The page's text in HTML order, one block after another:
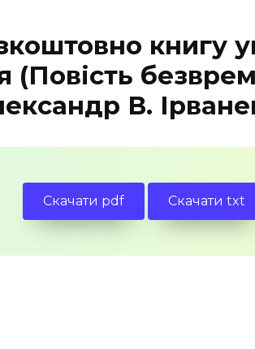
книгу
В.
Скачати pdf Скачати txt